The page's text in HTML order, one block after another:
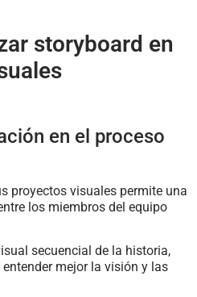
storyboard en
en el proceso
proyectos visuales permite una
los miembros del equipo
secuencial de la historia,
mejor la visión y las